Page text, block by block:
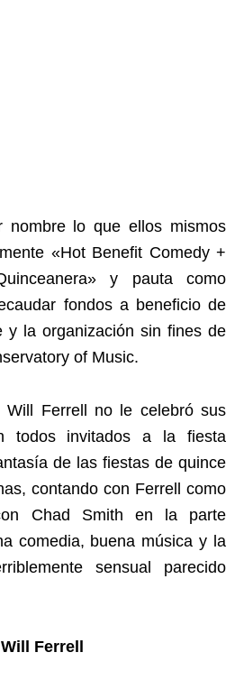
nombre lo que ellos mismos
«Hot Benefit Comedy +
y pauta como
fondos a beneficio de
y la organización sin fines de
of Music.
Will Ferrell no le celebró sus
todos invitados a la fiesta
de las fiestas de quince
contando con Ferrell como
Chad Smith en la parte
comedia, buena música y la
sensual parecido
Will Ferrell